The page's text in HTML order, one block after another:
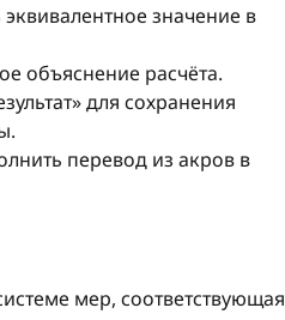
значение в
объяснение расчёта.
для сохранения
перевод из акров в
мер, соответствующая